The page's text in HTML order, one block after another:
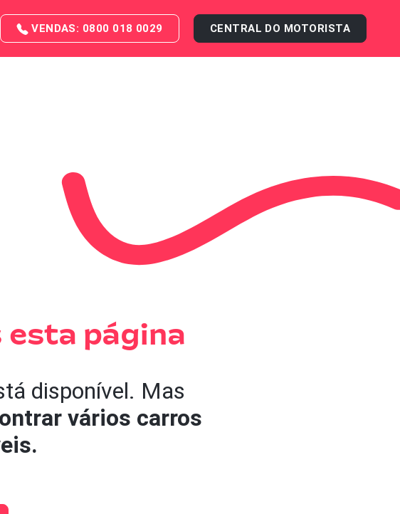
VENDAS: 0800 018 0029 CENTRAL DO MOTORISTA
esta página
disponível. Mas
vários carros